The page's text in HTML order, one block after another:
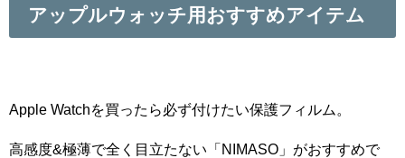
アップルウォッチ用おすすめアイテム
Apple Watchを買ったら必ず付けたい保護フィルム。
高感度&極薄で全く目立たない「NIMASO」がおすすめで